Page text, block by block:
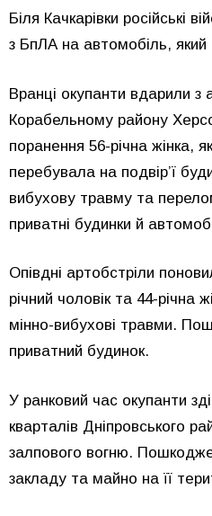
Біля Качкарівки російські
з БпЛА на автомобіль,
Вранці окупанти вдарили з
Корабельному району
поранення 56-річна жінка,
перебувала на подвірʼї
вибухову травму та
приватні будинки й
Опівдні артобстріли
річний чоловік та 44-річна
мінно-вибухові травми.
приватний будинок.
У ранковий час окупанти
кварталів Дніпровського
залпового вогню.
закладу та майно на її